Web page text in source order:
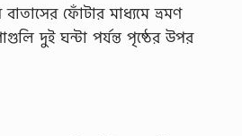
ফোঁটার মাধ্যমে ভ্রমণ
দুই ঘন্টা পর্যন্ত পৃষ্ঠের উপর